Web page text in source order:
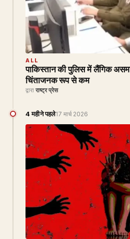
ALL
पाकिस्तान की पुलिस में लैंगिक
चिंताजनक रूप से कम
द्वारा राष्ट्र प्रेस
4 महीने पहले17 मार्च 2026